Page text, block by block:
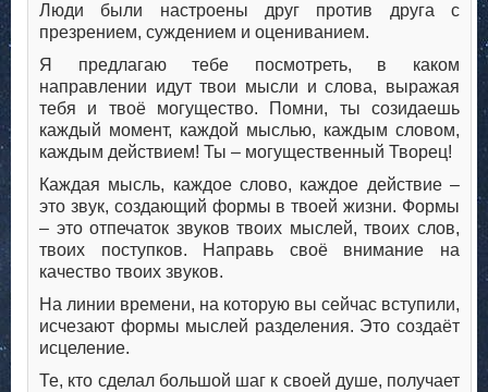
Люди были настроены друг против друга с
презрением, суждением и оцениванием.
Я предлагаю тебе посмотреть, в каком
направлении идут твои мысли и слова, выражая
тебя и твоё могущество. Помни, ты созидаешь
каждый момент, каждой мыслью, каждым словом,
каждым действием! Ты – могущественный Творец!
Каждая мысль, каждое слово, каждое действие –
это звук, создающий формы в твоей жизни. Формы
– это отпечаток звуков твоих мыслей, твоих слов,
твоих поступков. Направь своё внимание на
качество твоих звуков.
На линии времени, на которую вы сейчас вступили,
исчезают формы мыслей разделения. Это создаёт
исцеление.
Те, кто сделал большой шаг к своей душе, получает